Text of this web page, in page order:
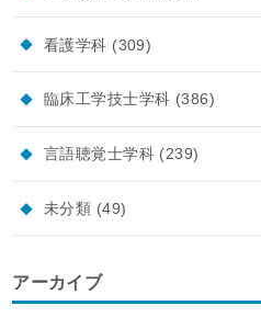
看護学科 (309)
臨床工学技士学科 (386)
言語聴覚士学科 (239)
未分類 (49)
アーカイブ